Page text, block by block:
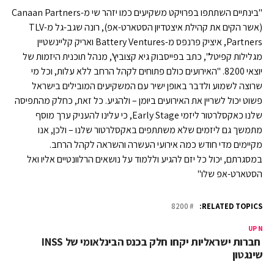
"בינתיים השתתפו בפרויקט משקיעים כמו יזהר שי מ-Canaan Partners
(אשר הקים את קהילת איצטדיון הסטארט-אפ), רונה שגב-גל מ-TLV
Partners, איציק פרנפס מ-Battery Ventures ואריק קליינשטיין
מגלילות קפיטל", כתב בפייסבוק גיא קצוביץ', מנהל תוכנית היזמות של
יוצאי 8200. "האירועים כולם פתוחים לקהל הרחב ללא עלות, וכל מי
שרוצה לשמוע ולדבר באופן ישיר עם המשקיעים המובילים בישראל
פשוט יכול לשריין את האירועים ביומן – ולהגיע. כל זאת, כחלק מהתפיסה
שלנו כאקסלרטור ליזמי Early Stage, כי עלינו להעניק ערך מוסף
מתמשך גם ליזמים שלא משתתפים באקסלרטור שלנו – ולכן, אנו
מקיימים מדי חודש כמה אירועי העשרה והשראה לקהל הרחב.
במסגרתם, יכול כל יזם להגיע וללמוד על נושאים הרלוונטיים אליו ואל
הסטארט-אפ שלו"
RELATED TOPICS:
8200
UP
27 חברות ישראליות יקחו חלק בכנס הבינלאומי של INSS